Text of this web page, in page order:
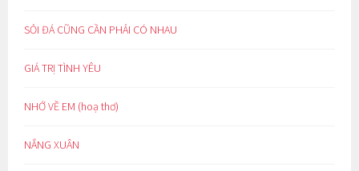
SỎI ĐÁ CŨNG CẦN PHẢI CÓ NHAU
GIÁ TRỊ TÌNH YÊU
NHỚ VỀ EM (hoạ thơ)
NẮNG XUÂN